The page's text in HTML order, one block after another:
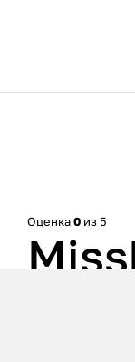
Оценка0 из 5